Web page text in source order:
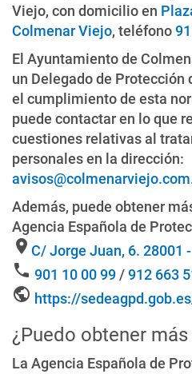
Viejo, con domicilio en
Colmenar Viejo, teléfono
El Ayuntamiento de
un Delegado de Protección
el cumplimiento de esta
puede contactar en lo que
cuestiones relativas al
personales en la dirección:
avisos@colmenarviejo.com
Además, puede obtener
Agencia Española de
location_on C/ Jorge Juan, 6. 28001
phone 901 10 00 99 /912 663
public https://
¿Puedo obtener
La Agencia Española de